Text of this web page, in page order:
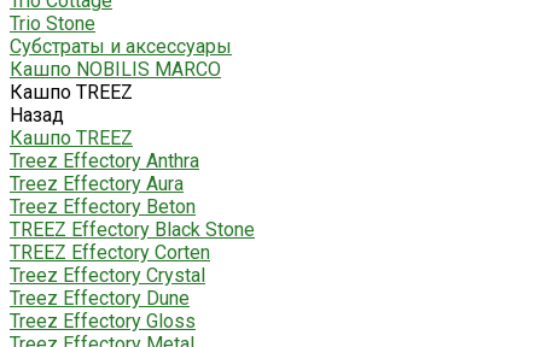
Trio Stone
Субстраты и аксессуары
Кашпо NOBILIS MARCO
Кашпо TREEZ
Назад
Кашпо TREEZ
Treez Effectory Anthra
Treez Effectory Aura
Treez Effectory Beton
TREEZ Effectory Black Stone
TREEZ Effectory Corten
Treez Effectory Crystal
Treez Effectory Dune
Treez Effectory Gloss